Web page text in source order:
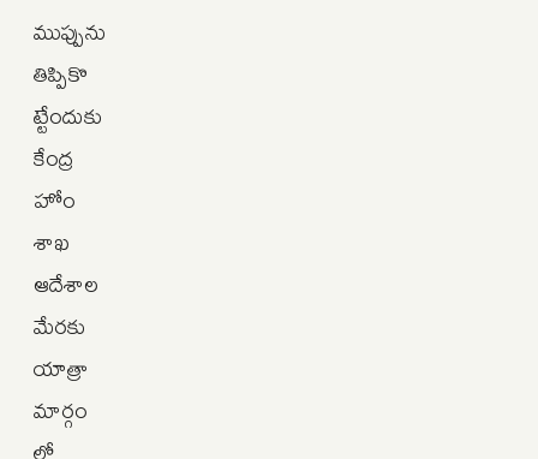
ముప్పును
తిప్పికొ
ట్టేందుకు
కేంద్ర
హోం
శాఖ
ఆదేశాల
మేరకు
యాత్రా
మార్గం